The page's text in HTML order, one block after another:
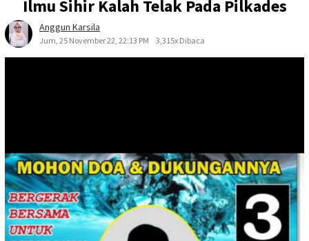
Ilmu Sihir Kalah Telak Pada Pilkades
Anggun Karsila
Jum, 25 November 22, 22:13 PM 3,315x Dibaca